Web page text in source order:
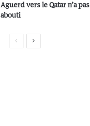
Aguerd vers le Qatar n’a pas
abouti
P